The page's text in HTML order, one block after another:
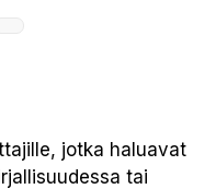
jotka haluavat
tai